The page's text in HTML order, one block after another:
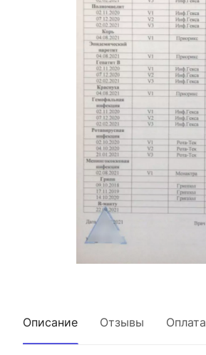
Описание Отзывы Оплата